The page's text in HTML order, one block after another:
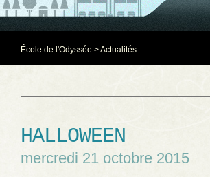
École de l'Odyssée >Actualités
HALLOWEEN
mercredi 21 octobre 2015